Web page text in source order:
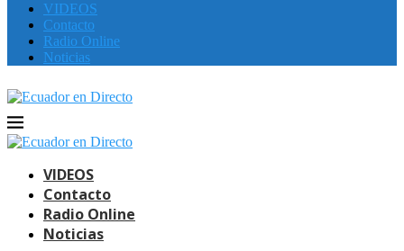
VIDEOS
Contacto
Radio Online
Noticias
VIDEOS
Contacto
Radio Online
Noticias